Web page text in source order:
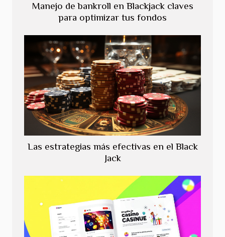
Manejo de bankroll en Blackjack claves
para optimizar tus fondos
Las estrategias más efectivas en el Black
Jack